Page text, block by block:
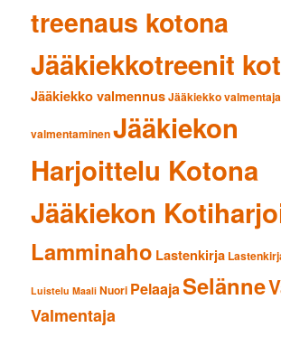
treenaus kotona
Jääkiekkotreenit
Jääkiekko valmennusJääkiekko valmentaja
valmentaminenJääkiekon
Harjoittelu Kotona
Jääkiekon
Lamminaho Lastenkirja
Luistelu Maali Nuori PelaajaSelänne
Valmentaja